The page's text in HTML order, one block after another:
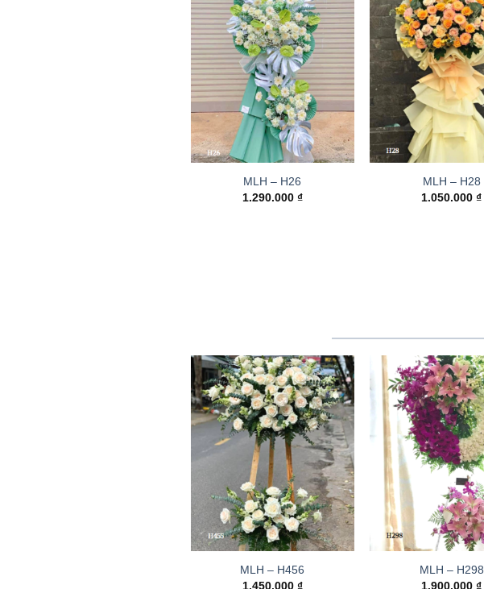
MLH – H26
1.290.000 ₫
MLH – H28
1.050.000₫
MLH – H456
1.450.000 ₫
MLH – H298
1.900.000₫